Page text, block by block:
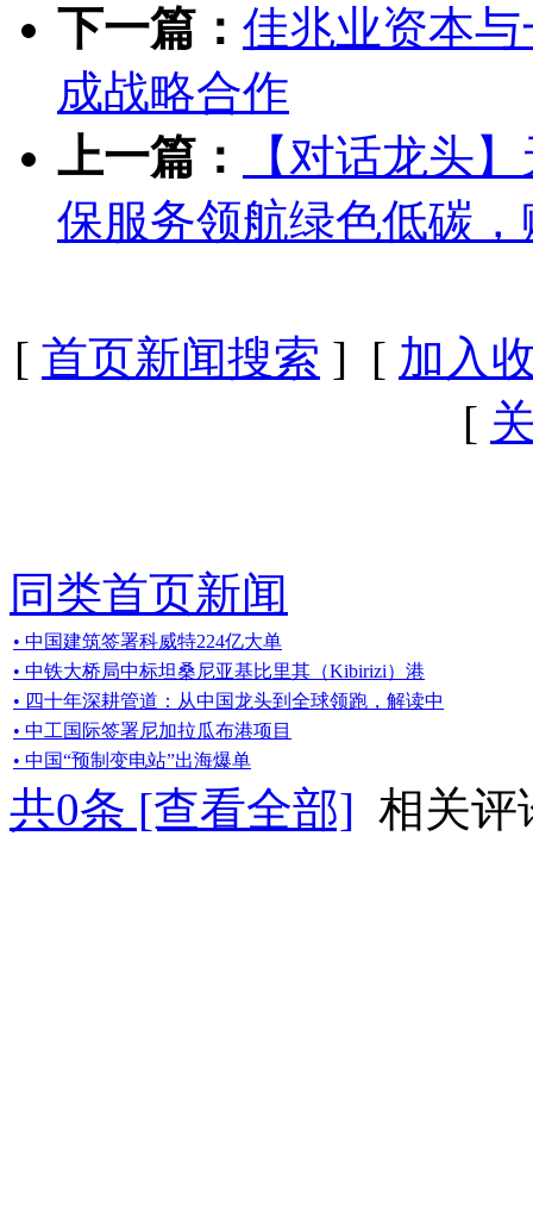
下一篇： 佳兆业资本
成战略合作
上一篇：
【对话龙头
保服务领航绿色低碳
[ 首页新闻搜索 ] [ 加入
[
同类首页新闻
• 中国建筑签署科威特224亿大单
• 中铁大桥局中标坦桑尼亚基比里其（Kibirizi）港
• 四十年深耕管道：从中国龙头到全球领跑，解读中
• 中工国际签署尼加拉瓜布港项目
• 中国“预制变电站”出海爆单
共0条 [查看全部] 相关评